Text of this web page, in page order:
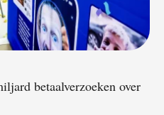
betaalverzoeken over